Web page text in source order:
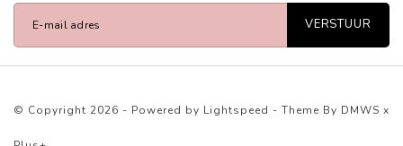
VERSTUUR
© Copyright 2026 - Powered by Lightspeed - Theme By DMWS x